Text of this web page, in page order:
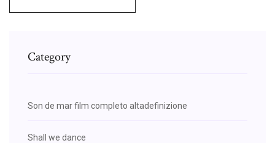
Category
Son de mar film completo altadefinizione
Shall we dance